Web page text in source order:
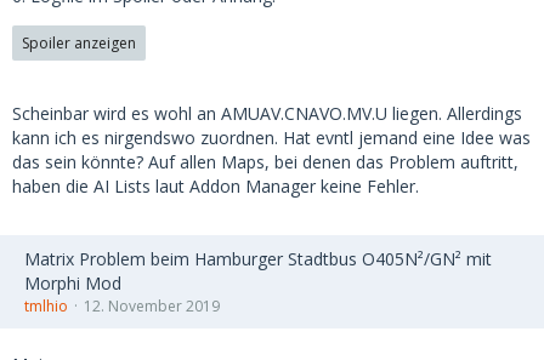
Spoiler anzeigen
Scheinbar wird es wohl an AMUAV.CNAVO.MV.U liegen. Allerdings
kann ich es nirgendswo zuordnen. Hat evntl jemand eine Idee was
das sein könnte? Auf allen Maps, bei denen das Problem auftritt,
haben die AI Lists laut Addon Manager keine Fehler.
Matrix Problem beim Hamburger Stadtbus O405N²/GN² mit
Morphi Mod
tmlhio 12. November 2019